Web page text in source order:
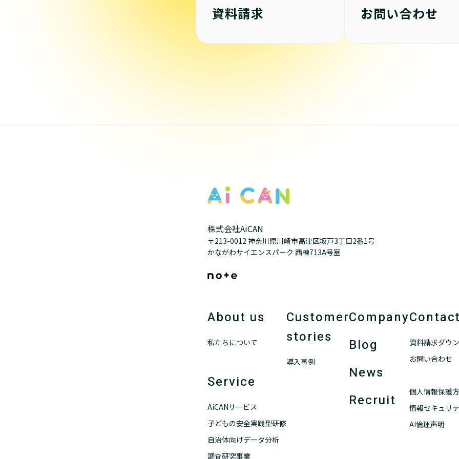
資料請求 お問い合わせ
株式会社AiCAN
〒213-0012 神奈川県川崎市高津区坂戸3丁目2番1号
かながわサイエンスパーク 西棟713A号室
About us
私たちについて
Service
AiCANサービス
子どもの安全実践型研修
自治体向けデータ分析
調査研究事業
Customer
stories
導入事例
Company
Blog
News
Recruit
Contact
資料請求ダウ
お問い合わせ
個人情報保護
情報セキュリ
AI倫理声明